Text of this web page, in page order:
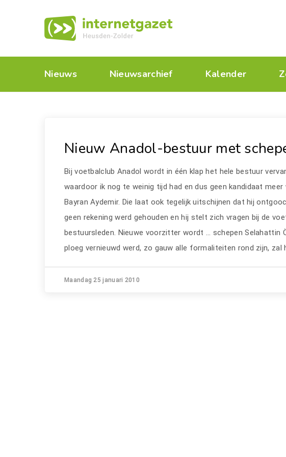
Nieuws Nieuwsarchief Kalender
Nieuw Anadol-bestuur met
Bij voetbalclub Anadol wordt in één klap het hele bestuur
waardoor ik nog te weinig tijd had en dus geen kandidaat
Bayran Aydemir. Die laat ook tegelijk uitschijnen dat hij
geen rekening werd gehouden en hij stelt zich vragen bij de
bestuursleden. Nieuwe voorzitter wordt ... schepen Selahattin
ploeg vernieuwd werd, zo gauw alle formaliteiten rond zijn, zal
Maandag 25 januari 2010